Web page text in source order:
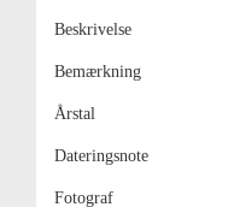
Beskrivelse
Bemærkning
Årstal
Dateringsnote
Fotograf